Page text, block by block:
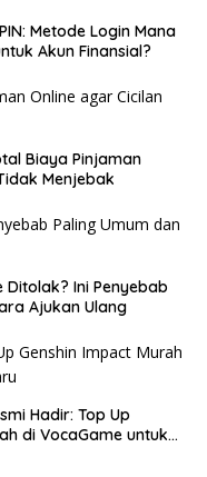
Metode Login Mana
Akun Finansial?
Biaya Pinjaman
Menjebak
Ditolak? Ini Penyebab
Ajukan Ulang
Hadir: Top Up
di VocaGame untuk